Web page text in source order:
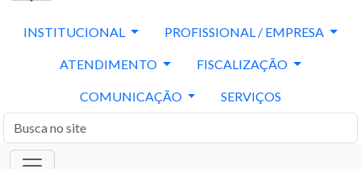
INSTITUCIONAL PROFISSIONAL / EMPRESA
ATENDIMENTO FISCALIZAÇÃO
COMUNICAÇÃO SERVIÇOS